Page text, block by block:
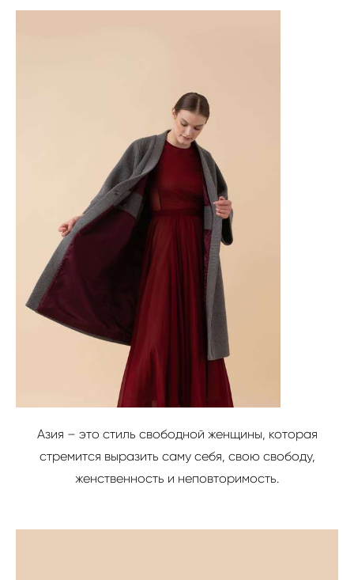
Азия – это стиль свободной женщины, которая
стремится выразить саму себя, свою свободу,
женственность и неповторимость.